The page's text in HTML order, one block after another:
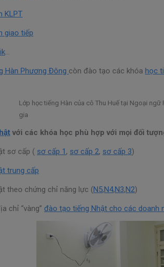
KLPT
giao tiếp
…
Hàn Phương Đông còn đào tạo các khóa học
Lớp học tiếng Hàn của cô Thu Huế tại Ngoại
gia
với các khóa học phù hợp với mọi đối
sơ cấp ( sơ cấp 1 , sơ cấp 2, sơ cấp 3)
trung cấp
theo chứng chỉ năng lực (N5,N4,N3,N2)
chỉ “vàng” đào tạo tiếng Nhật cho các doanh